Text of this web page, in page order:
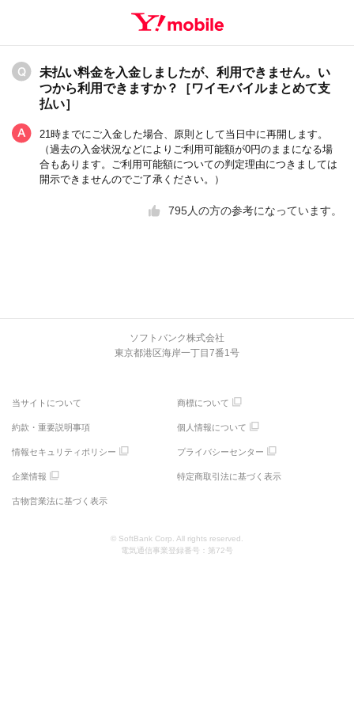
未払い料金を入金しましたが、利用できません。い
つから利用できますか？［ワイモバイルまとめて支
払い］
21時までにご入金した場合、原則として当日中に再開します。
（過去の入金状況などによりご利用可能額が0円のままになる場
合もあります。ご利用可能額についての判定理由につきましては
開示できませんのでご了承ください。）
795人の方の参考になっています。
ソフトバンク株式会社
東京都港区海岸一丁目7番1号
当サイトについて 商標について
約款・重要説明事項 個人情報について
情報セキュリティポリシー プライバシーセンター
企業情報 特定商取引法に基づく表示
古物営業法に基づく表示
© SoftBank Corp. All rights reserved.
電気通信事業登録番号：第72号